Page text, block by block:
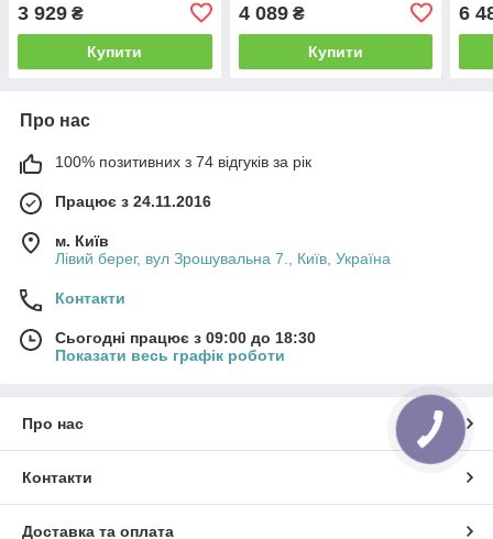
3 929 ₴
Купити
4 089₴
Купити
6
Про нас
100% позитивних з 74 відгуків за рік
Працює з 24.11.2016
м. Київ
Лівий берег, вул Зрошувальна 7., Київ, Україна
Контакти
Сьогодні працює з 09:00 до 18:30
Показати весь графік роботи
Про нас
Контакти
Доставка та оплата